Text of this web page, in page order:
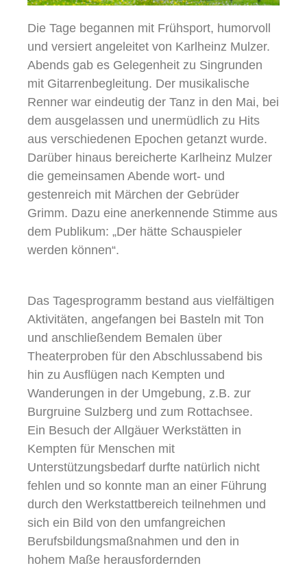
Die Tage begannen mit Frühsport, humorvoll
und versiert angeleitet von Karlheinz Mulzer.
Abends gab es Gelegenheit zu Singrunden
mit Gitarrenbegleitung. Der musikalische
Renner war eindeutig der Tanz in den Mai, bei
dem ausgelassen und unermüdlich zu Hits
aus verschiedenen Epochen getanzt wurde.
Darüber hinaus bereicherte Karlheinz Mulzer
die gemeinsamen Abende wort- und
gestenreich mit Märchen der Gebrüder
Grimm. Dazu eine anerkennende Stimme aus
dem Publikum: „Der hätte Schauspieler
werden können“.
Das Tagesprogramm bestand aus vielfältigen
Aktivitäten, angefangen bei Basteln mit Ton
und anschließendem Bemalen über
Theaterproben für den Abschlussabend bis
hin zu Ausflügen nach Kempten und
Wanderungen in der Umgebung, z.B. zur
Burgruine Sulzberg und zum Rottachsee.
Ein Besuch der Allgäuer Werkstätten in
Kempten für Menschen mit
Unterstützungsbedarf durfte natürlich nicht
fehlen und so konnte man an einer Führung
durch den Werkstattbereich teilnehmen und
sich ein Bild von den umfangreichen
Berufsbildungsmaßnahmen und den in
hohem Maße herausfordernden